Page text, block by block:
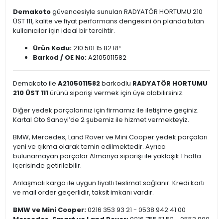
Demakotogüvencesiyle sunulan RADYATÖR HORTUMU 210
ÜST 111, kalite ve fiyat performans dengesini ön planda tutan
kullanıcılar için ideal bir tercihtir.
Ürün Kodu:210 501 15 82 RP
Barkod / OE No:A2105011582
Demakoto ile A2105011582barkodlu RADYATÖR HORTUMU
210 ÜST 111ürünü siparişi vermek için üye olabilirsiniz.
Diğer yedek parçalarınız için firmamız ile iletişime geçiniz.
Kartal Oto Sanayi’de 2 şubemiz ile hizmet vermekteyiz.
BMW, Mercedes, Land Rover ve Mini Cooper yedek parçaları
yeni ve çıkma olarak temin edilmektedir. Ayrıca
bulunamayan parçalar Almanya siparişi ile yaklaşık 1 hafta
içerisinde getirilebilir.
Anlaşmalı kargo ile uygun fiyatlı teslimat sağlanır. Kredi kartı
ve mail order geçerlidir, taksit imkanı vardır.
BMW ve Mini Cooper:0216 353 93 21 - 0538 942 41 00